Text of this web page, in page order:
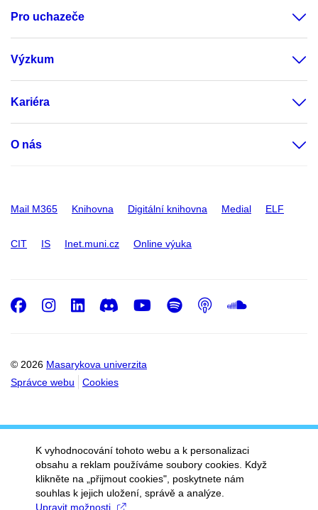
Pro uchazeče
Výzkum
Kariéra
O nás
Mail M365 Knihovna Digitální knihovna Medial ELF
CIT IS Inet.muni.cz Online výuka
© 2026 Masarykova univerzita
Správce webu
Cookies
Facebook
Instagram
LinkedIn
DiscordYoutube
Spotify
Podcast
K vyhodnocování tohoto webu a k personalizaci
obsahu a reklam používáme soubory cookies. Když
klikněte na „přijmout cookies", poskytnete nám
souhlas k jejich uložení, správě a analýze.
Upravit možnosti